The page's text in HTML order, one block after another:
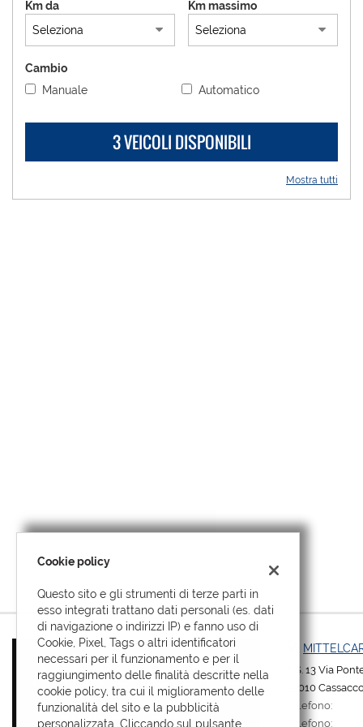
Km da Km massimo
Cambio
Manuale
Automatico
3 VEICOLI DISPONIBILI
Mostra tutti
S.S. 13 Via
33010
Telefono:
Telefono:
Cookie policy
Questo sito e gli strumenti di terze parti in
esso integrati trattano dati personali (es. dati
di navigazione o indirizzi IP) e fanno uso di
Cookie, Pixel, Tags o altri identificatori
necessari per il funzionamento e per il
raggiungimento delle finalità descritte nella
cookie policy, tra cui il miglioramento delle
funzionalità del sito e la pubblicità
personalizzata. Cliccando sul pulsante
questi
strumenti
di
tracciamento
rimanda
Puoi
Cookie per il miglioramento dell'esperienza utente
Cookie di marketing